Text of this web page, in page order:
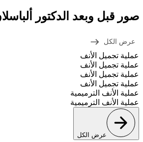
صور قبل وبعد الدكتور
عرض الكل
عملية تجميل الأنف
عملية تجميل الأنف
عملية تجميل الأنف
عملية تجميل الأنف
عملية الأنف الترميمية
عملية الأنف الترميمية
عرض الكل